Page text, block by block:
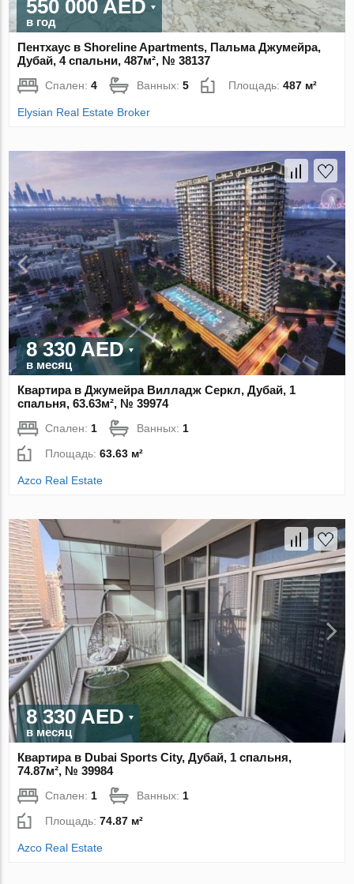
550 000 AED
в год
Пентхаус в Shoreline Apartments, Пальма Джумейра,
Дубай, 4 спальни, 487м², № 38137
Спален:4 Ванных:5 Площадь:487 м²
Elysian Real Estate Broker
8 330 AED
в месяц
Квартира в Джумейра Вилладж Серкл, Дубай, 1
спальня, 63.63м², № 39974
Спален: 1 Ванных: 1
Площадь:63.63 м²
Azco Real Estate
8 330 AED
в месяц
Квартира в Dubai Sports City, Дубай, 1 спальня,
74.87м², № 39984
Спален:1 Ванных:1
Площадь:74.87 м²
Azco Real Estate